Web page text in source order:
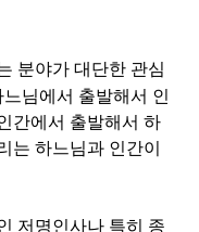
분야가 대단한 관심
님에서 출발해서 인
간에서 출발해서 하
는 하느님과 인간이
저명인사나 특히 종